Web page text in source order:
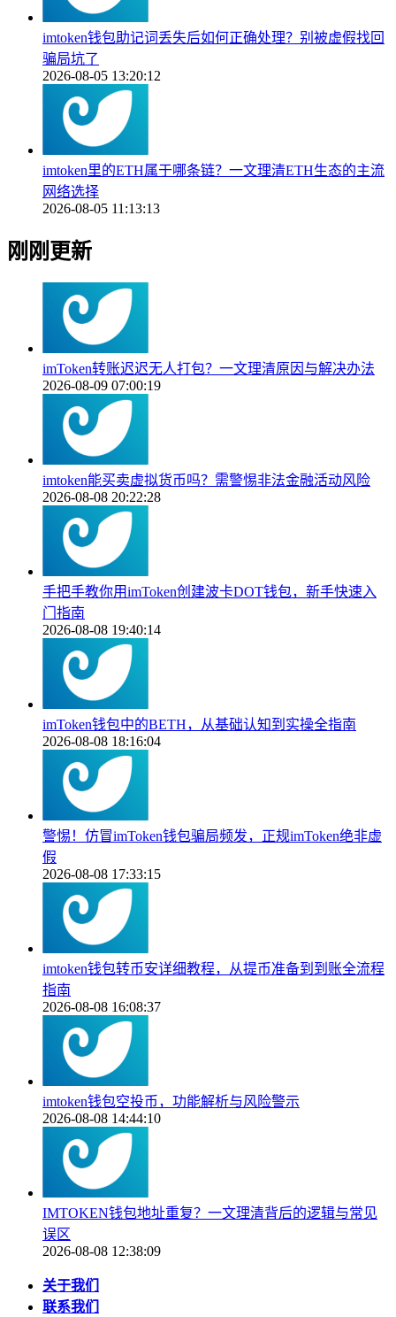
imtoken钱包助记词丢失后如何正确处理？别被虚假找回
骗局坑了
2026-08-05 13:20:12
imtoken里的ETH属于哪条链？一文理清ETH生态的主流
网络选择
2026-08-05 11:13:13
刚刚更新
imToken转账迟迟无人打包？一文理清原因与解决办法
2026-08-09 07:00:19
imtoken能买卖虚拟货币吗？需警惕非法金融活动风险
2026-08-08 20:22:28
手把手教你用imToken创建波卡DOT钱包，新手快速入
门指南
2026-08-08 19:40:14
imToken钱包中的BETH，从基础认知到实操全指南
2026-08-08 18:16:04
警惕！仿冒imToken钱包骗局频发，正规imToken绝非虚
假
2026-08-08 17:33:15
imtoken钱包转币安详细教程，从提币准备到到账全流程
指南
2026-08-08 16:08:37
imtoken钱包空投币，功能解析与风险警示
2026-08-08 14:44:10
IMTOKEN钱包地址重复？一文理清背后的逻辑与常见
误区
2026-08-08 12:38:09
关于我们
联系我们